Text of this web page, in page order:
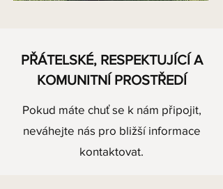
PŘÁTELSKÉ, RESPEKTUJÍCÍ A
KOMUNITNÍ PROSTŘEDÍ
Pokud máte chuť se k nám připojit,
neváhejte nás pro bližší informace
kontaktovat.